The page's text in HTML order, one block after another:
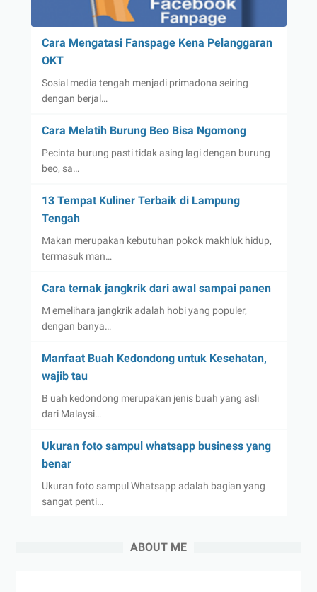
Cara Mengatasi Fanspage Kena Pelanggaran
OKT
Sosial media tengah menjadi primadona seiring
dengan berjal…
Cara Melatih Burung Beo Bisa Ngomong
Pecinta burung pasti tidak asing lagi dengan burung
beo, sa…
13 Tempat Kuliner Terbaik di Lampung
Tengah
Makan merupakan kebutuhan pokok makhluk hidup,
termasuk man…
Cara ternak jangkrik dari awal sampai panen
M emelihara jangkrik adalah hobi yang populer,
dengan banya…
Manfaat Buah Kedondong untuk Kesehatan,
wajib tau
B uah kedondong merupakan jenis buah yang asli
dari Malaysi…
Ukuran foto sampul whatsapp business yang
benar
Ukuran foto sampul Whatsapp adalah bagian yang
sangat penti…
ABOUT ME